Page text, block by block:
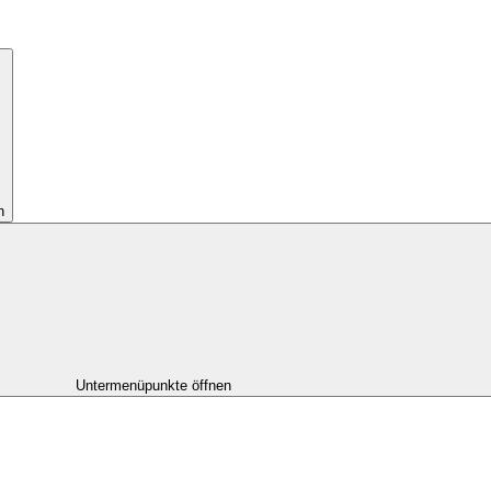
Untermenüpunkte öffnen